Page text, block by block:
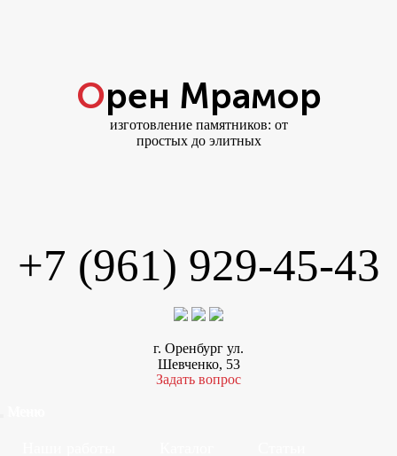
Орен Мрамор
изготовление памятников: от
простых до элитных
+7 (961) 929-45-43
г. Оренбург ул.
Шевченко, 53
Задать вопрос